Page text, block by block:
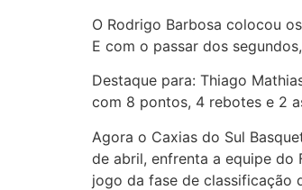
O Rodrigo Barbosa colocou
E com o passar dos
Destaque para: Thiago
com 8 pontos, 4 rebotes e 2
Agora o Caxias do Sul
de abril, enfrenta a equipe do
jogo da fase de classificação